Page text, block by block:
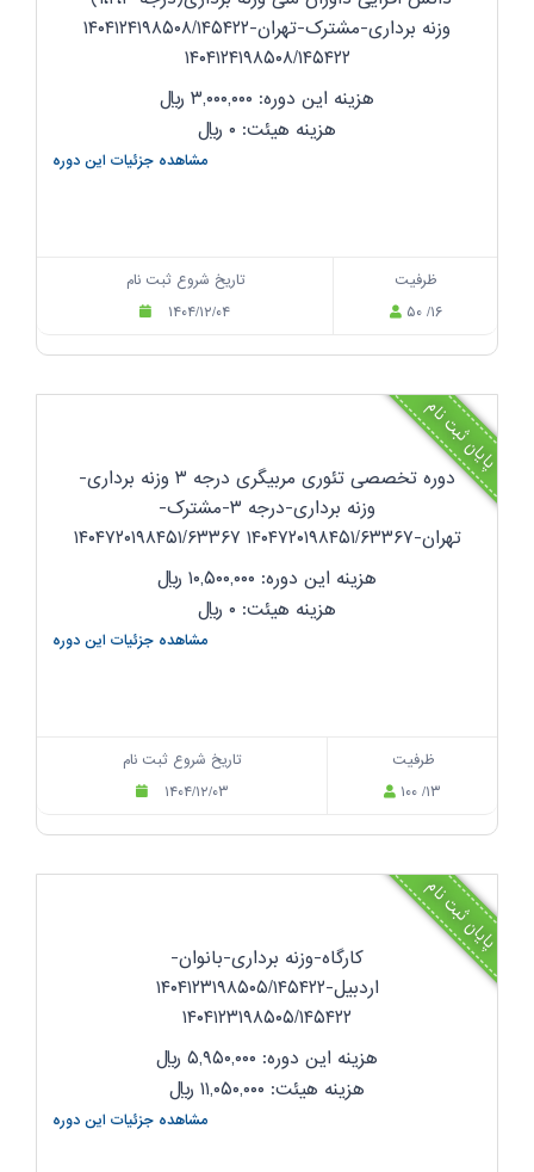
وزنه برداری-مشترک-تهران-۱۴۰۴۱۲۴۱۹۸۵۰۸/۱۴۵۴۲۲
۱۴۰۴۱۲۴۱۹۸۵۰۸/۱۴۵۴۲۲
هزینه این دوره: ۳,۰۰۰,۰۰۰
ریال
هزینه هیئت: ۰
ریال
مشاهده جزئیات این دوره
تاریخ شروع ثبت نام
۱۴۰۴/۱۲/۰۴
ظرفیت
۵۰ /۱۶
پایان ثبت نام
دوره تخصصی تئوری مربیگری درجه ۳ وزنه برداری-
وزنه برداری-درجه ۳-مشترک-
تهران-۱۴۰۴۷۲۰۱۹۸۴۵۱/۶۳۳۶۷ ۱۴۰۴۷۲۰۱۹۸۴۵۱/۶۳۳۶۷
هزینه این دوره: ۱۰,۵۰۰,۰۰۰
ریال
هزینه هیئت: ۰
ریال
مشاهده جزئیات این دوره
تاریخ شروع ثبت نام
۱۴۰۴/۱۲/۰۳
ظرفیت
۱۰۰ /۱۳
پایان ثبت نام
کارگاه-وزنه برداری-بانوان-
اردبیل-۱۴۰۴۱۲۳۱۹۸۵۰۵/۱۴۵۴۲۲
۱۴۰۴۱۲۳۱۹۸۵۰۵/۱۴۵۴۲۲
هزینه این دوره: ۵,۹۵۰,۰۰۰
ریال
هزینه هیئت: ۱۱,۰۵۰,۰۰۰
ریال
مشاهده جزئیات این دوره